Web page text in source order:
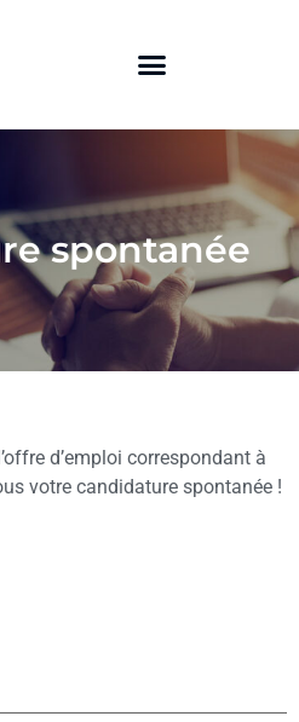
spontanée
d’emploi correspondant à
votre candidature spontanée !